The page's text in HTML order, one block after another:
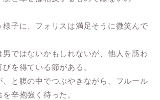
様子に、フォリスは満足そうに微笑んで
男ではないかもしれないが、他人を惑わ
を得ている節がある。
、と腹の中でつぶやきながら、フルール
辛抱強く待った。